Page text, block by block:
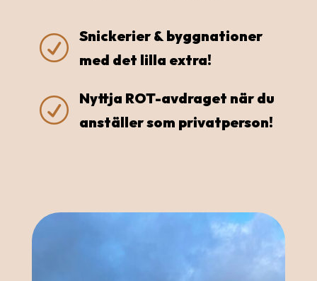
R
Snickerier & byggnationer
med det lilla extra!
R
Nyttja ROT-avdraget när du
anställer som privatperson!